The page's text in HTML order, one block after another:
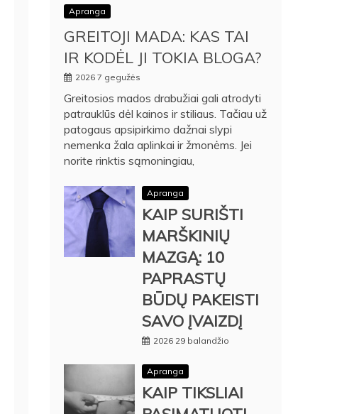
Apranga
GREITOJI MADA: KAS TAI
IR KODĖL JI TOKIA BLOGA?
2026 7 gegužės
Greitosios mados drabužiai gali atrodyti
patrauklūs dėl kainos ir stiliaus. Tačiau už
patogaus apsipirkimo dažnai slypi
nemenka žala aplinkai ir žmonėms. Jei
norite rinktis sąmoningiau,
Apranga
KAIP SURIŠTI
MARŠKINIŲ
MAZGĄ: 10
PAPRASTŲ
BŪDŲ PAKEISTI
SAVO ĮVAIZDĮ
2026 29 balandžio
Apranga
KAIP TIKSLIAI